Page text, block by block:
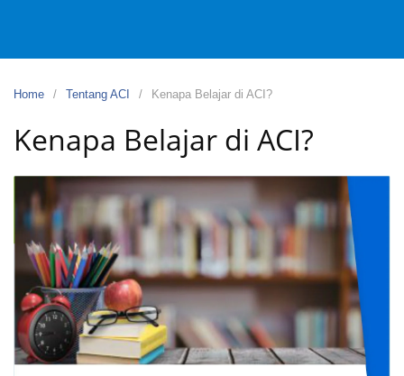
Home Tentang ACI Kenapa Belajar di ACI?
Kenapa Belajar di ACI?